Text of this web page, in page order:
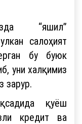
“яшил”
салоҳият
бу буюк
уни халқимиз
зарур.
қуёш
кредит ва